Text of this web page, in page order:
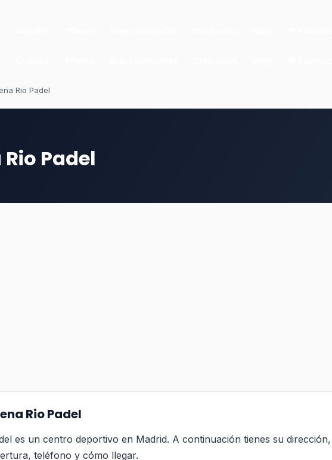
Rio Padel
Padel
Rio Padel
es un centro deportivo en Madrid. A continuación tienes su dirección,
teléfono y cómo llegar.